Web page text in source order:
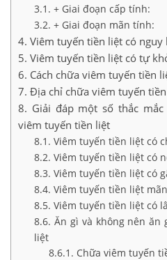
+ Giai đoạn cấp tính:
+ Giai đoạn mãn tính:
Viêm tuyến tiền liệt có nguy
Viêm tuyến tiền liệt có tự
Cách chữa viêm tuyến tiền
Địa chỉ chữa viêm tuyến
Giải đáp một số thắc
viêm tuyến tiền liệt
Viêm tuyến tiền liệt có
Viêm tuyến tiền liệt có
Viêm tuyến tiền liệt có
Viêm tuyến tiền liệt
Viêm tuyến tiền liệt có
Ăn gì và không nên ăn
liệt
Chữa viêm tuyến